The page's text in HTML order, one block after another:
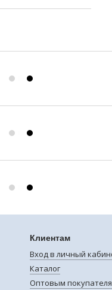
Клиентам
Вход в личный
Каталог
Оптовым